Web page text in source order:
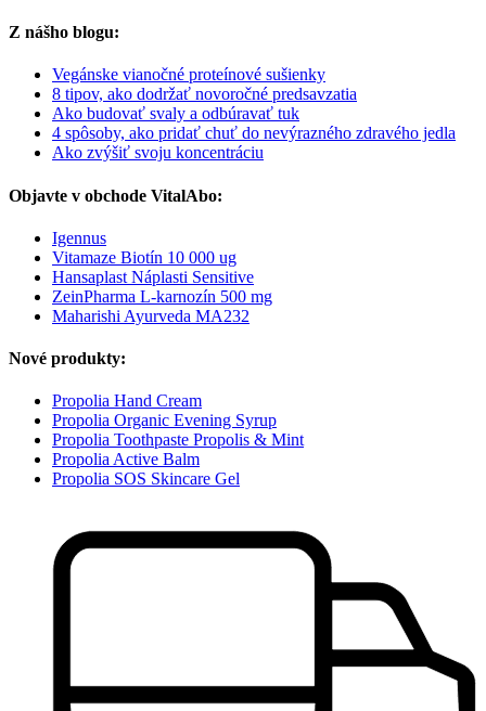
Z nášho blogu:
Vegánske vianočné proteínové sušienky
8 tipov, ako dodržať novoročné predsavzatia
Ako budovať svaly a odbúravať tuk
4 spôsoby, ako pridať chuť do nevýrazného zdravého jedla
Ako zvýšiť svoju koncentráciu
Objavte v obchode VitalAbo:
Igennus
Vitamaze Biotín 10 000 ug
Hansaplast Náplasti Sensitive
ZeinPharma L-karnozín 500 mg
Maharishi Ayurveda MA232
Nové produkty:
Propolia Hand Cream
Propolia Organic Evening Syrup
Propolia Toothpaste Propolis & Mint
Propolia Active Balm
Propolia SOS Skincare Gel